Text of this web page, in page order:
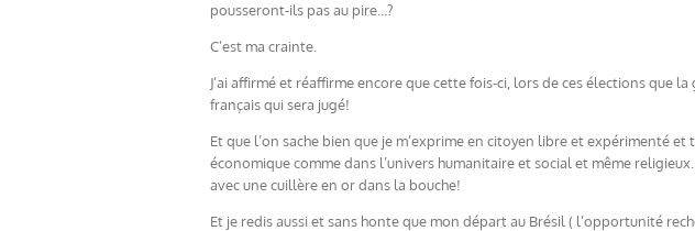
pousseront-ils pas au pire…?
C’est ma crainte.
J’ai affirmé et réaffirme encore que cette fois-ci, lors de ces élections que
français qui sera jugé!
Et que l’on sache bien que je m’exprime en citoyen libre et expérimenté
économique comme dans l’univers humanitaire et social et même
avec une cuillère en or dans la bouche!
Et je redis aussi et sans honte que mon départ au Brésil ( l’opportunité